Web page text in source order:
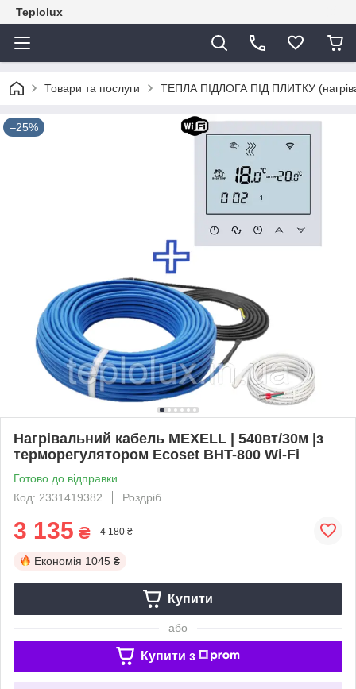
Teplolux
Товари та послуги ТЕПЛА ПІДЛОГА ПІД ПЛИТКУ
–25%
Нагрівальний кабель MEXELL | 540вт/30м |з
терморегулятором Ecoset BHT-800 Wi-Fi
Готово до відправки
Код: 2331419382
Роздріб
3 135 ₴ 4 180 ₴
Економія 1045 ₴
Купити
або
Купити з